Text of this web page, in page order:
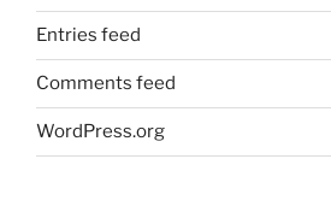
Entries feed
Comments feed
WordPress.org